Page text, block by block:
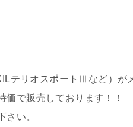
テリオスポートⅢなど）が
価で販売しております！！
さい。